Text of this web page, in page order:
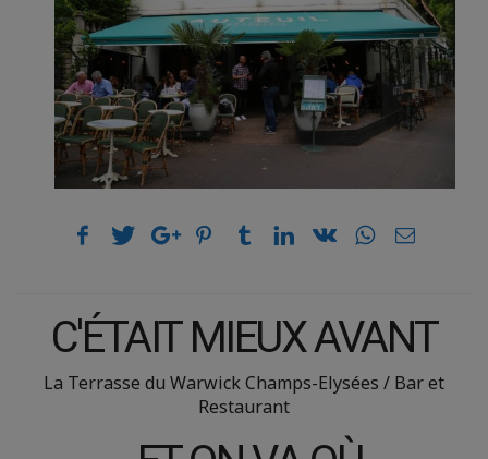
C'ÉTAIT MIEUX AVANT
La Terrasse du Warwick Champs-Elysées / Bar et
Restaurant